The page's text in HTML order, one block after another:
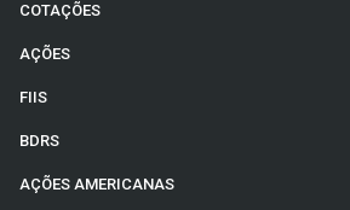
COTAÇÕES
AÇÕES
FIIS
BDRS
AÇÕES AMERICANAS